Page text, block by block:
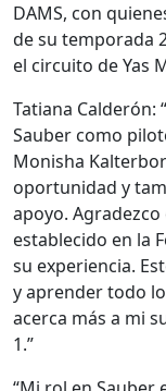
DAMS, con
de su temporada
el circuito de Yas
Tatiana Calderón:
Sauber como
Monisha
oportunidad y
apoyo.
establecido en la
su experiencia.
y aprender todo
acerca más a mi
1.”